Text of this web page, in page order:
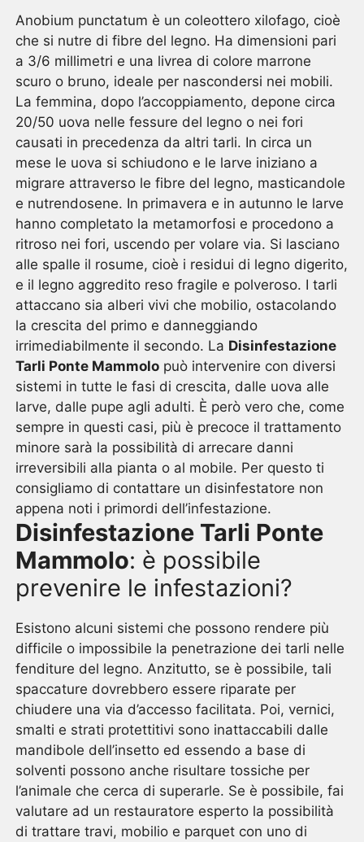
Anobium punctatum è un coleottero xilofago, cioè
che si nutre di fibre del legno. Ha dimensioni pari
a 3/6 millimetri e una livrea di colore marrone
scuro o bruno, ideale per nascondersi nei mobili.
La femmina, dopo l’accoppiamento, depone circa
20/50 uova nelle fessure del legno o nei fori
causati in precedenza da altri tarli. In circa un
mese le uova si schiudono e le larve iniziano a
migrare attraverso le fibre del legno, masticandole
e nutrendosene. In primavera e in autunno le larve
hanno completato la metamorfosi e procedono a
ritroso nei fori, uscendo per volare via. Si lasciano
alle spalle il rosume, cioè i residui di legno digerito,
e il legno aggredito reso fragile e polveroso. I tarli
attaccano sia alberi vivi che mobilio, ostacolando
la crescita del primo e danneggiando
irrimediabilmente il secondo. La Disinfestazione
Tarli Ponte Mammolo può intervenire con diversi
sistemi in tutte le fasi di crescita, dalle uova alle
larve, dalle pupe agli adulti. È però vero che, come
sempre in questi casi, più è precoce il trattamento
minore sarà la possibilità di arrecare danni
irreversibili alla pianta o al mobile. Per questo ti
consigliamo di contattare un disinfestatore non
appena noti i primordi dell’infestazione.
Disinfestazione Tarli Ponte
Mammolo: è possibile
prevenire le infestazioni?
Esistono alcuni sistemi che possono rendere più
difficile o impossibile la penetrazione dei tarli nelle
fenditure del legno. Anzitutto, se è possibile, tali
spaccature dovrebbero essere riparate per
chiudere una via d’accesso facilitata. Poi, vernici,
smalti e strati protettitivi sono inattaccabili dalle
mandibole dell’insetto ed essendo a base di
solventi possono anche risultare tossiche per
l’animale che cerca di superarle. Se è possibile, fai
valutare ad un restauratore esperto la possibilità
di trattare travi, mobilio e parquet con uno di